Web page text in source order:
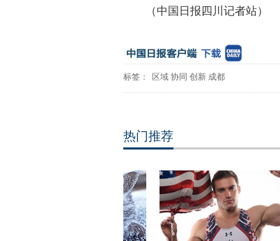
（中国日报四川记者站）
标签： 区域 协同 创新 成都
热门推荐